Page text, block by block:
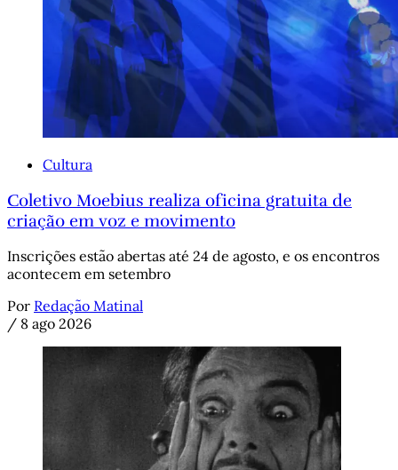
Cultura
Coletivo Moebius realiza oficina gratuita de
criação em voz e movimento
Inscrições estão abertas até 24 de agosto, e os encontros
acontecem em setembro
Por Redação Matinal
/ 8 ago 2026